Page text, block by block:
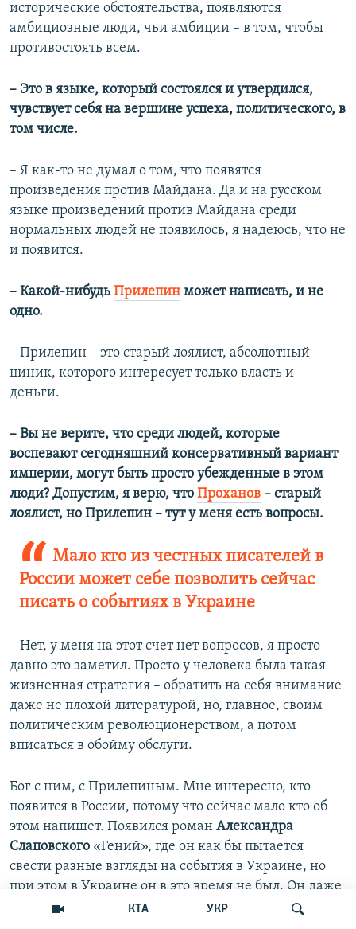
КТА УКР
исторические обстоятельства, появляются
амбициозные люди, чьи амбиции – в том, чтобы
противостоять всем.
– Это в языке, который состоялся и утвердился,
чувствует себя на вершине успеха, политического, в
том числе.
–​ Я как-то не думал о том, что появятся
произведения против Майдана. Да и на русском
языке произведений против Майдана среди
нормальных людей не появилось, я надеюсь, что не
и появится.
–​ Какой-нибудь Прилепин может написать, и не
одно.
–​ Прилепин – это старый лоялист, абсолютный
циник, которого интересует только власть и
деньги.
–​ Вы не верите, что среди людей, которые
воспевают сегодняшний консервативный вариант
империи, могут быть просто убежденные в этом
люди? Допустим, я верю, что Проханов – старый
лоялист, но Прилепин – тут у меня есть вопросы.
Мало кто из честных писателей в
России может себе позволить сейчас
писать о событиях в Украине
–​ Нет, у меня на этот счет нет вопросов, я просто
давно это заметил. Просто у человека была такая
жизненная стратегия – обратить на себя внимание
даже не плохой литературой, но, главное, своим
политическим революционерством, а потом
вписаться в обойму обслуги.
Бог с ним, с Прилепиным. Мне интересно, кто
появится в России, потому что сейчас мало кто об
этом напишет. Появился роман Александра
Слаповского «Гений», где он как бы пытается
свести разные взгляды на события в Украине, но
при этом в Украине он в это время не был. Он даже
говорит в одном из интервью, что вряд ли он имел